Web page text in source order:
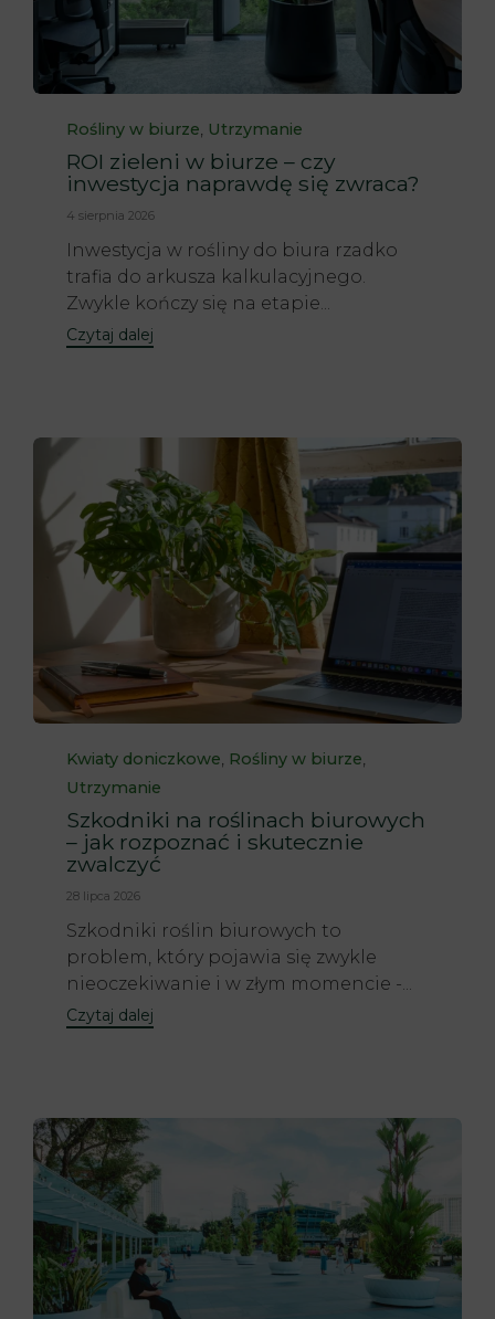
Category
Rośliny w biurze, Utrzymanie
ROI zieleni w biurze – czy
inwestycja naprawdę się zwraca?
4 sierpnia 2026
Inwestycja w rośliny do biura rzadko
trafia do arkusza kalkulacyjnego.
Zwykle kończy się na etapie...
Czytaj dalej
Category
Kwiaty doniczkowe, Rośliny w biurze,
Utrzymanie
Szkodniki na roślinach biurowych
– jak rozpoznać i skutecznie
zwalczyć
28 lipca 2026
Szkodniki roślin biurowych to
problem, który pojawia się zwykle
nieoczekiwanie i w złym momencie -...
Czytaj dalej